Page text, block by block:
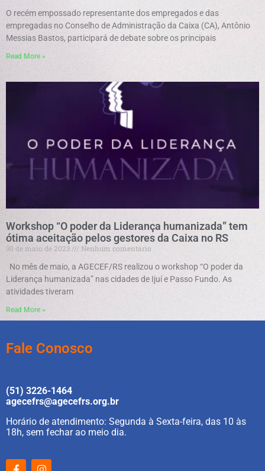
O recém empossado representante dos empregados e das
empregadas no Conselho de Administração da Caixa (CA), Antônio
Messias Bastos, participará de debate sobre os principais
Read More »
Workshop “O poder da Liderança humanizada” tem
ótima aceitação pelos gestores da Caixa no RS
30 de maio de 2023
Nenhum comentário
No mês de maio, a AGECEF/RS realizou o workshop “O poder da
Liderança humanizada” nas cidades de Ijuí e Passo Fundo. As
atividades tiveram
Read More »
Fale Conosco
(51) 3226-1464
agecefrs@agecefrs.org.br
Horário de atendimento: Segunda à Sexta-feira, das 10 às
18h, sem fechar ao meio dia.